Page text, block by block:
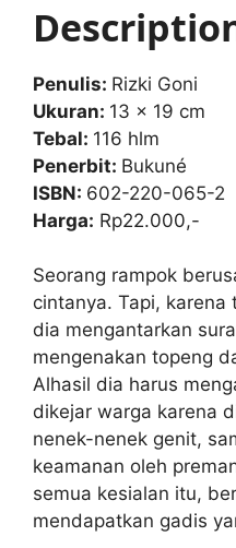
p
p
o
o
k
Penulis: Rizki Goni
Ukuran: 13 x 19 cm
Tebal: 116 hlm
Penerbit: Bukuné
ISBN: 602-220-065-2
Harga: Rp22.000,-
Seorang rampok
cintanya. Tapi, karena
dia mengantarkan
mengenakan topeng
Alhasil dia harus
dikejar warga karena
nenek-nenek genit,
keamanan oleh
semua kesialan itu,
mendapatkan gadis